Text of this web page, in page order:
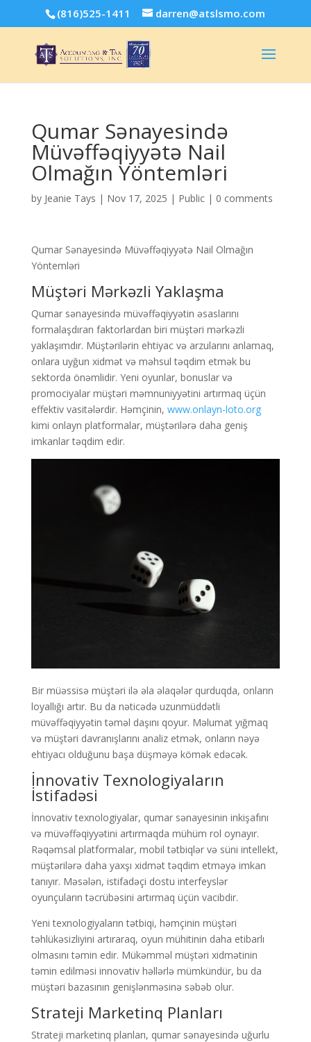
(816)525-1411 darren@atslsmo.com
Qumar Sənayesində
Müvəffəqiyyətə Nail
Olmağın Yöntemləri
by Jeanie Tays | Nov 17, 2025 | Public| 0 comments
Qumar Sənayesində Müvəffəqiyyətə Nail Olmağın
Yöntemləri
Müştəri Mərkəzli Yaklaşma
Qumar sənayesində müvəffəqiyyətin əsaslarını
formalaşdıran faktorlardan biri müştəri mərkəzli
yaklaşımdır. Müştərilərin ehtiyac və arzularını anlamaq,
onlara uyğun xidmət və məhsul təqdim etmək bu
sektorda önəmlidir. Yeni oyunlar, bonuslar və
promociyalar müştəri məmnuniyyətini artırmaq üçün
effektiv vasitələrdir. Həmçinin, www.onlayn-loto.org
kimi onlayn platformalar, müştərilərə daha geniş
imkanlar təqdim edir.
Bir müəssisə müştəri ilə əla əlaqələr qurduqda, onların
loyallığı artır. Bu da nəticədə uzunmüddətli
müvəffəqiyyətin təməl daşını qoyur. Məlumat yığmaq
və müştəri davranışlarını analiz etmək, onların nəyə
ehtiyacı olduğunu başa düşməyə kömək edəcək.
İnnovativ Texnologiyaların
İstifadəsi
İnnovativ texnologiyalar, qumar sənayesinin inkişafını
və müvəffəqiyyətini artırmaqda mühüm rol oynayır.
Rəqəmsal platformalar, mobil tətbiqlər və süni intellekt,
müştərilərə daha yaxşı xidmət təqdim etməyə imkan
tanıyır. Məsələn, istifadəçi dostu interfeyslər
oyunçuların təcrübəsini artırmaq üçün vacibdir.
Yeni texnologiyaların tətbiqi, həmçinin müştəri
təhlükəsizliyini artıraraq, oyun mühitinin daha etibarlı
olmasını təmin edir. Mükəmməl müştəri xidmətinin
təmin edilməsi innovativ həllərlə mümkündür, bu da
müştəri bazasının genişlənməsinə səbəb olur.
Strateji Marketinq Planları
Strateji marketinq planları, qumar sənayesində uğurlu